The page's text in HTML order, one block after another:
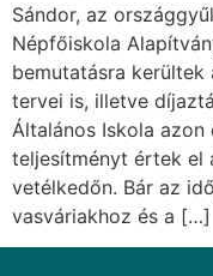
Sándor, az
Népfőiskola
bemutatásra
tervei is, illetve
Általános Iskola
teljesítményt értek el
vetélkedőn. Bár az
vasváriakhoz és a […]